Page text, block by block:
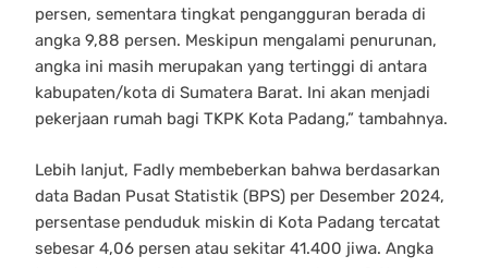
persen, sementara tingkat pengangguran berada di
angka 9,88 persen. Meskipun mengalami penurunan,
angka ini masih merupakan yang tertinggi di antara
kabupaten/kota di Sumatera Barat. Ini akan menjadi
pekerjaan rumah bagi TKPK Kota Padang,” tambahnya.
Lebih lanjut, Fadly membeberkan bahwa berdasarkan
data Badan Pusat Statistik (BPS) per Desember 2024,
persentase penduduk miskin di Kota Padang tercatat
sebesar 4,06 persen atau sekitar 41.400 jiwa. Angka